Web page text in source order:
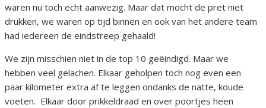
waren nu toch echt aanwezig. Maar dat mocht de pret niet
drukken, we waren op tijd binnen en ook van het andere team
had iedereen de eindstreep gehaald!
We zijn misschien niet in de top 10 geëindigd. Maar we
hebben veel gelachen. Elkaar geholpen toch nog even een
paar kilometer extra af te leggen ondanks de natte, koude
voeten. Elkaar door prikkeldraad en over poortjes heen